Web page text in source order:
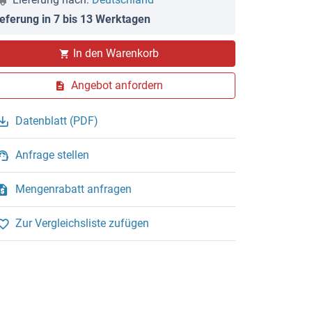
in 7 bis 13 Werktagen
In den Warenkorb
Angebot anfordern
Datenblatt (PDF)
Anfrage stellen
Mengenrabatt anfragen
Zur Vergleichsliste zufügen